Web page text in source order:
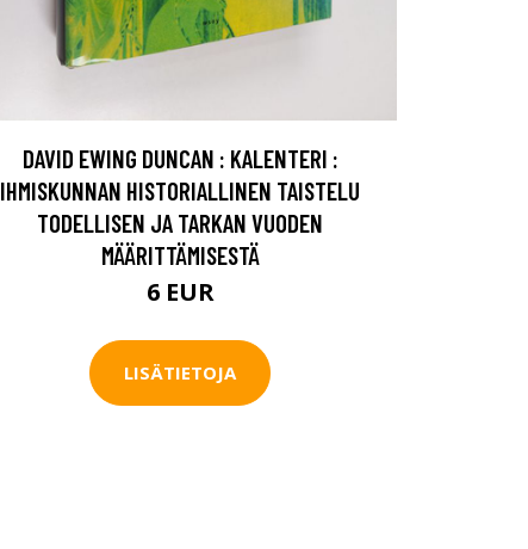
DAVID EWING DUNCAN : KALENTERI :
IHMISKUNNAN HISTORIALLINEN TAISTELU
TODELLISEN JA TARKAN VUODEN
MÄÄRITTÄMISESTÄ
6 EUR
LISÄTIETOJA